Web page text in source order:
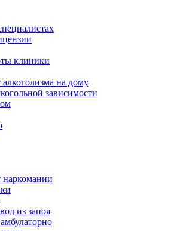
клиники
на дому
зависимости
наркомании
из запоя